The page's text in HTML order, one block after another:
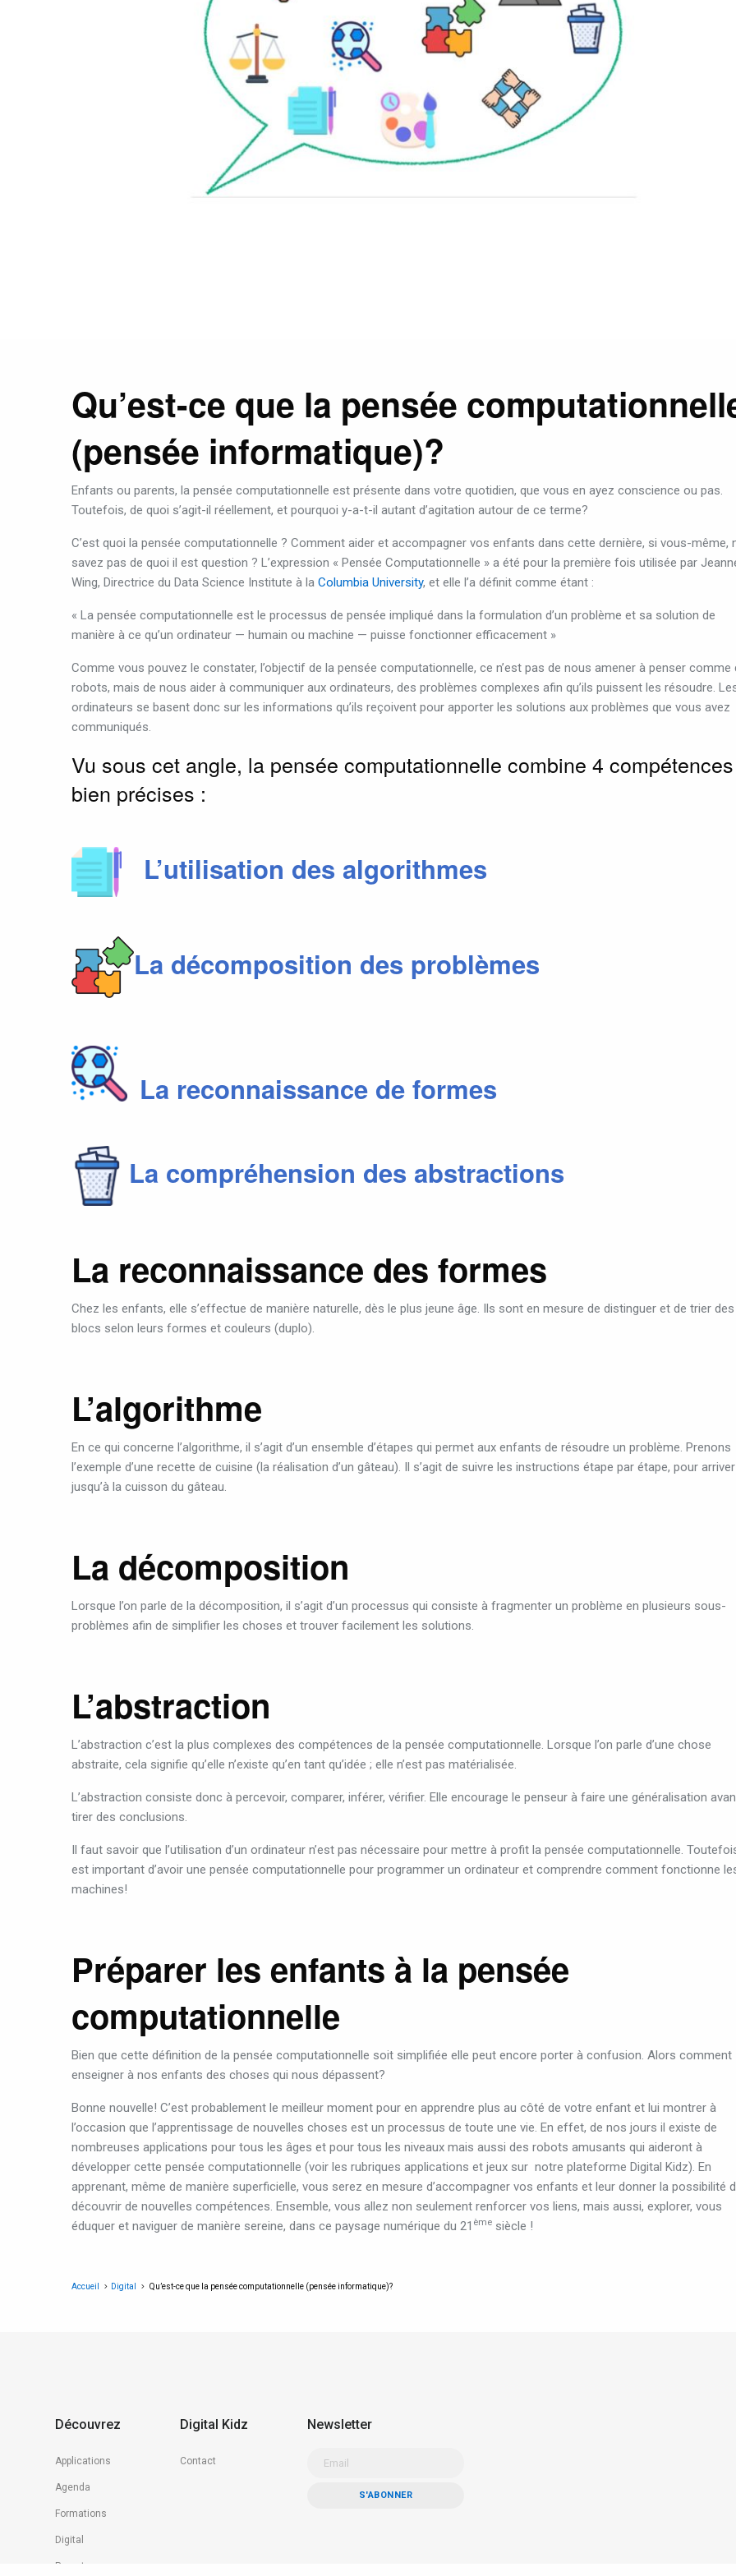
Qu’est-ce que la pensée
(pensée informatique)?
Enfants ou parents, la pensée computationnelle est présente dans votre quotidien, que vous en ayez conscience ou pas.
Toutefois, de quoi s’agit-il réellement, et pourquoi y-a-t-il autant d’agitation autour de ce terme?
C’est quoi la pensée computationnelle ? Comment aider et accompagner vos enfants dans cette dernière, si vous-même,
savez pas de quoi il est question ? L’expression « Pensée Computationnelle » a été pour la première fois utilisée par
Wing, Directrice du Data Science Institute à la Columbia University, et elle l’a définit comme étant :
« La pensée computationnelle est le processus de pensée impliqué dans la formulation d’un problème et sa solution de
manière à ce qu’un ordinateur — humain ou machine — puisse fonctionner efficacement »
Comme vous pouvez le constater, l’objectif de la pensée computationnelle, ce n’est pas de nous amener à penser comme
robots, mais de nous aider à communiquer aux ordinateurs, des problèmes complexes afin qu’ils puissent les résoudre.
ordinateurs se basent donc sur les informations qu’ils reçoivent pour apporter les solutions aux problèmes que vous avez
communiqués.
Vu sous cet angle, la pensée computationnelle combine 4 compétences
bien précises :
L’utilisation des algorithmes
La décomposition des problèmes
La reconnaissance de formes
La compréhension des abstractions
La reconnaissance des formes
Chez les enfants, elle s’effectue de manière naturelle, dès le plus jeune âge. Ils sont en mesure de distinguer et de trier des
blocs selon leurs formes et couleurs (duplo).
L’algorithme
En ce qui concerne l’algorithme, il s’agit d’un ensemble d’étapes qui permet aux enfants de résoudre un problème. Prenons
l’exemple d’une recette de cuisine (la réalisation d’un gâteau). Il s’agit de suivre les instructions étape par étape, pour arriver
jusqu’à la cuisson du gâteau.
La décomposition
Lorsque l’on parle de la décomposition, il s’agit d’un processus qui consiste à fragmenter un problème en plusieurs sous-
problèmes afin de simplifier les choses et trouver facilement les solutions.
L’abstraction
L’abstraction c’est la plus complexes des compétences de la pensée computationnelle. Lorsque l’on parle d’une chose
abstraite, cela signifie qu’elle n’existe qu’en tant qu’idée ; elle n’est pas matérialisée.
L’abstraction consiste donc à percevoir, comparer, inférer, vérifier. Elle encourage le penseur à faire une généralisation
tirer des conclusions.
Il faut savoir que l’utilisation d’un ordinateur n’est pas nécessaire pour mettre à profit la pensée computationnelle.
est important d’avoir une pensée computationnelle pour programmer un ordinateur et comprendre comment fonctionne
machines!
Préparer les enfants à la pensée
computationnelle
Bien que cette définition de la pensée computationnelle soit simplifiée elle peut encore porter à confusion. Alors comment
enseigner à nos enfants des choses qui nous dépassent?
Bonne nouvelle! C’est probablement le meilleur moment pour en apprendre plus au côté de votre enfant et lui montrer à
l’occasion que l’apprentissage de nouvelles choses est un processus de toute une vie. En effet, de nos jours il existe de
nombreuses applications pour tous les âges et pour tous les niveaux mais aussi des robots amusants qui aideront à
développer cette pensée computationnelle (voir les rubriques applications et jeux sur notre plateforme Digital Kidz). En
apprenant, même de manière superficielle, vous serez en mesure d’accompagner vos enfants et leur donner la possibilité
découvrir de nouvelles compétences. Ensemble, vous allez non seulement renforcer vos liens, mais aussi, explorer, vous
éduquer et naviguer de manière sereine, dans ce paysage numérique du 21 ème siècle !
Accueil Digital Qu’est-ce que la pensée computationnelle (pensée informatique)?
Découvrez
Applications
Agenda
Formations
Digital
Parents
Digital Kidz
Contact
Newsletter